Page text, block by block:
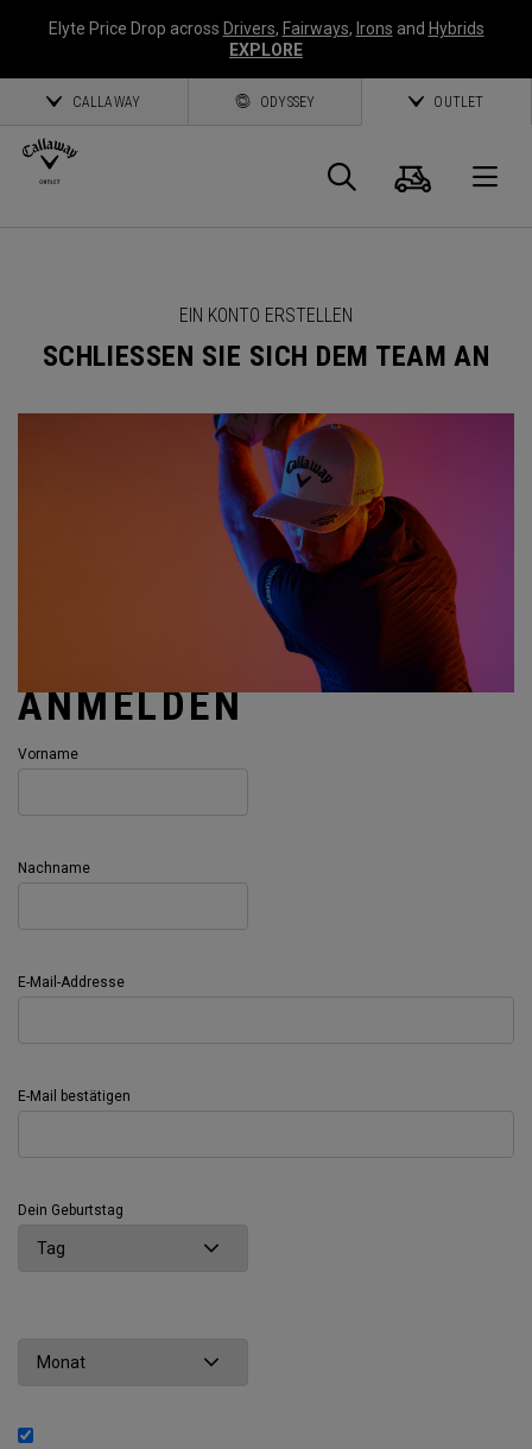
Elyte Price Drop across Drivers, Fairways, Irons and Hybrids
EXPLORE
CALLAWAY ODYSSEY OUTLET
Suche
EIN KONTO ERSTELLEN
SCHLIESSEN SIE SICH DEM TEAM AN
ANMELDEN
Vorname
Nachname
E-Mail-Addresse
E-Mail bestätigen
Dein Geburtstag